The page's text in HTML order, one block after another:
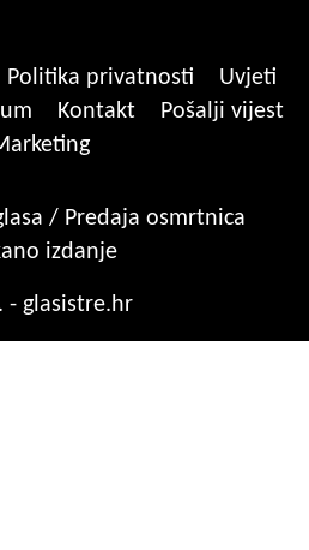
Politika privatnosti
Uvjeti
Kontakt
Pošalji vijest
/ Predaja osmrtnica
izdanje
- glasistre.hr